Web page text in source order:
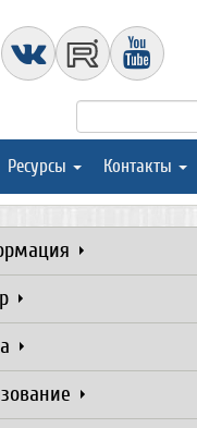
Ресурсы Контакты